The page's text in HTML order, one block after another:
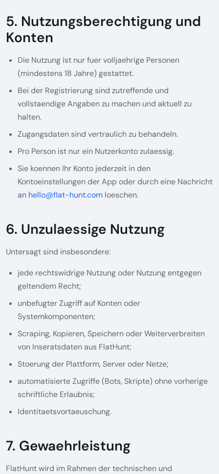
5. Nutzungsberechtigung und
Konten
Die Nutzung ist nur fuer volljaehrige Personen
(mindestens 18 Jahre) gestattet.
Bei der Registrierung sind zutreffende und
vollstaendige Angaben zu machen und aktuell zu
halten.
Zugangsdaten sind vertraulich zu behandeln.
Pro Person ist nur ein Nutzerkonto zulaessig.
Sie koennen Ihr Konto jederzeit in den
Kontoeinstellungen der App oder durch eine Nachricht
an hello@flat-hunt.com loeschen.
6. Unzulaessige Nutzung
Untersagt sind insbesondere:
jede rechtswidrige Nutzung oder Nutzung entgegen
geltendem Recht;
unbefugter Zugriff auf Konten oder
Systemkomponenten;
Scraping, Kopieren, Speichern oder Weiterverbreiten
von Inseratsdaten aus FlatHunt;
Stoerung der Plattform, Server oder Netze;
automatisierte Zugriffe (Bots, Skripte) ohne vorherige
schriftliche Erlaubnis;
Identitaetsvortaeuschung.
7. Gewaehrleistung
FlatHunt wird im Rahmen der technischen und